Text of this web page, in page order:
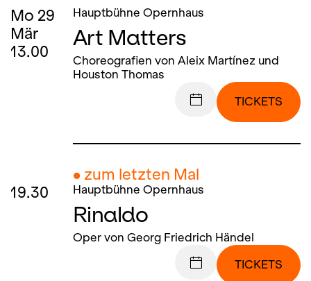
Mo 29
Mär
13.00
Hauptbühne Opernhaus
Art Matters
Choreografien von Aleix Martínez und
Houston Thomas
TICKETS
● zum letzten Mal
19.30
Hauptbühne Opernhaus
Rinaldo
Oper von Georg Friedrich Händel
TICKETS